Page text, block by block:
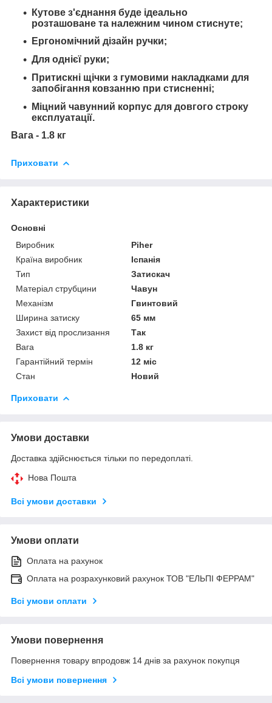
Кутове з'єднання буде ідеально
розташоване та належним чином стиснуте;
Ергономічний дізайн ручки;
Для однієї руки;
Притискні щічки з гумовими накладками для
запобігання ковзанню при стисненні;
Міцний чавунний корпус для довгого строку
експлуатації.
Вага - 1.8 кг
Приховати
Характеристики
Основні
Виробник
Piher
Країна виробник
Іспанія
Тип
Затискач
Матеріал струбцини
Чавун
Механізм
Гвинтовий
Ширина затиску
65 мм
Захист від прослизання
Так
Вага
1.8 кг
Гарантійний термін
12 міс
Стан
Новий
Приховати
Умови доставки
Доставка здійснюється тільки по передоплаті.
Нова Пошта
Всі умови доставки
Умови оплати
Оплата на рахунок
Оплата на розрахунковий рахунок ТОВ "ЕЛЬПІ ФЕРРАМ"
Всі умови оплати
Умови повернення
Повернення товару впродовж 14 днів за рахунок покупця
Всі умови повернення